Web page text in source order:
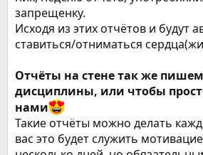
запрещенку.
Исходя из этих отчётов и будут
ставиться/отниматься
Отчёты на стене так же
дисциплины, или чтобы
нами
Такие отчёты можно делать
вас это будет служить